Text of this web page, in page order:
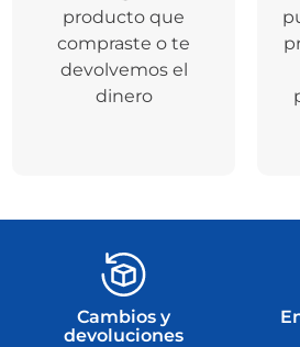
producto que
compraste o te
devolvemos el
dinero
Cambios y
devoluciones